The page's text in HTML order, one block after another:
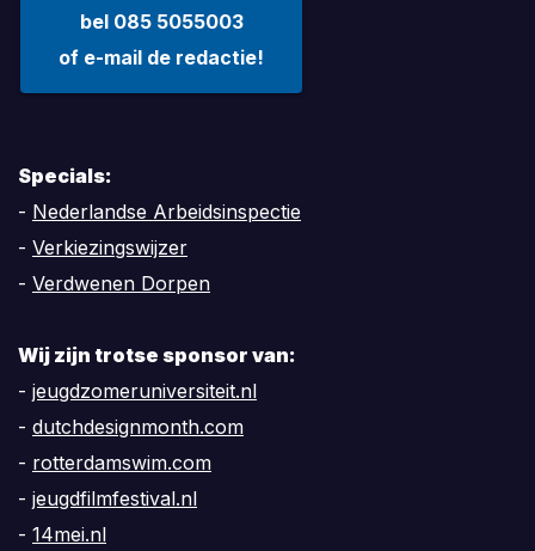
bel 085 5055003
of e-mail de redactie!
Specials:
- Nederlandse Arbeidsinspectie
- Verkiezingswijzer
- Verdwenen Dorpen
Wij zijn trotse sponsor van:
- jeugdzomeruniversiteit.nl
- dutchdesignmonth.com
- rotterdamswim.com
- jeugdfilmfestival.nl
- 14mei.nl